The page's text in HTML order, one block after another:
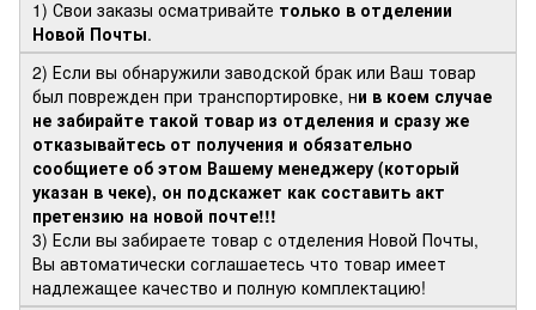
1) Свои заказы осматривайте только в отделении
Новой Почты.
2) Если вы обнаружили заводской брак или Ваш товар
был поврежден при транспортировке, ни в коем случае
не забирайте такой товар из отделения и сразу же
отказывайтесь от получения и обязательно
сообщиете об этом Вашему менеджеру (который
указан в чеке), он подскажет как составить акт
претензию на новой почте!!!
3) Если вы забираете товар с отделения Новой Почты,
Вы автоматически соглашаетесь что товар имеет
надлежащее качество и полную комплектацию!